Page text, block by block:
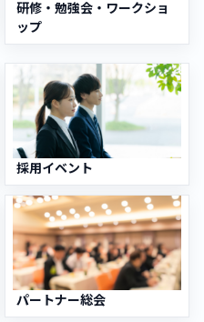
研修・勉強会・ワークショ
ップ
採用イベント
パートナー総会